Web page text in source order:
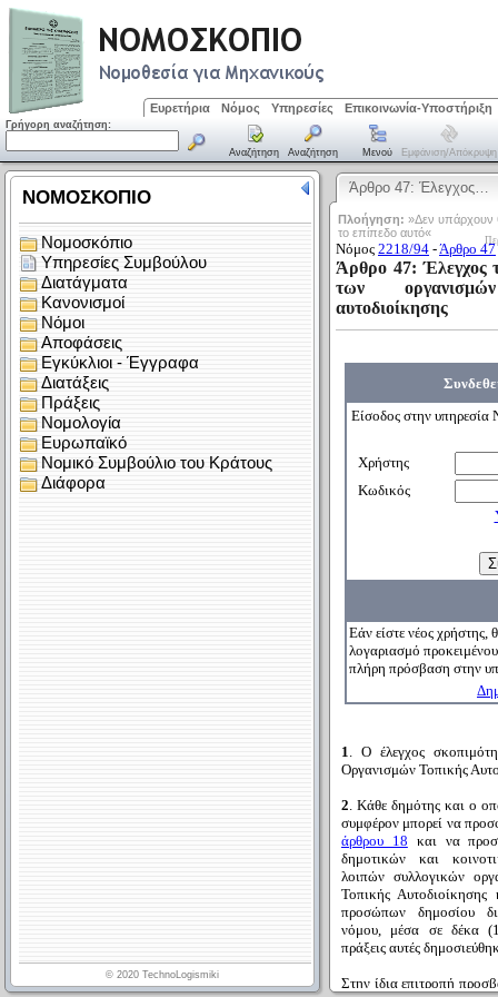
Ευρετήρια Νόμος Υπηρεσίες Επικοινωνία-Υποστήριξη
Γρήγορη αναζήτηση:
Αναζήτηση Αναζήτηση Μενού Εμφάνιση/απόκρυψη
Άρθρο 47: Έλεγχος…